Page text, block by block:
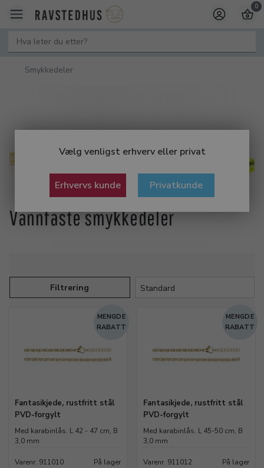
Vælg venligst erhverv eller privat
Erhvervs kunde Privatkunde
0
Smykkedeler
Vannfaste smykkedeler
Filtrering
MENGDE
RABATT
Fantasikjede, rustfritt stål
PVD-forgylt
Med karabinlås. L 42 - 47 cm, B
3,0 mm
Varenr. 911010 På lager
MENGDE
RABATT
Fantasikjede, rustfritt stål
PVD-forgylt
Med karabinlås. L 45-50 cm, B
3,0 mm
Varenr. 911012 På lager